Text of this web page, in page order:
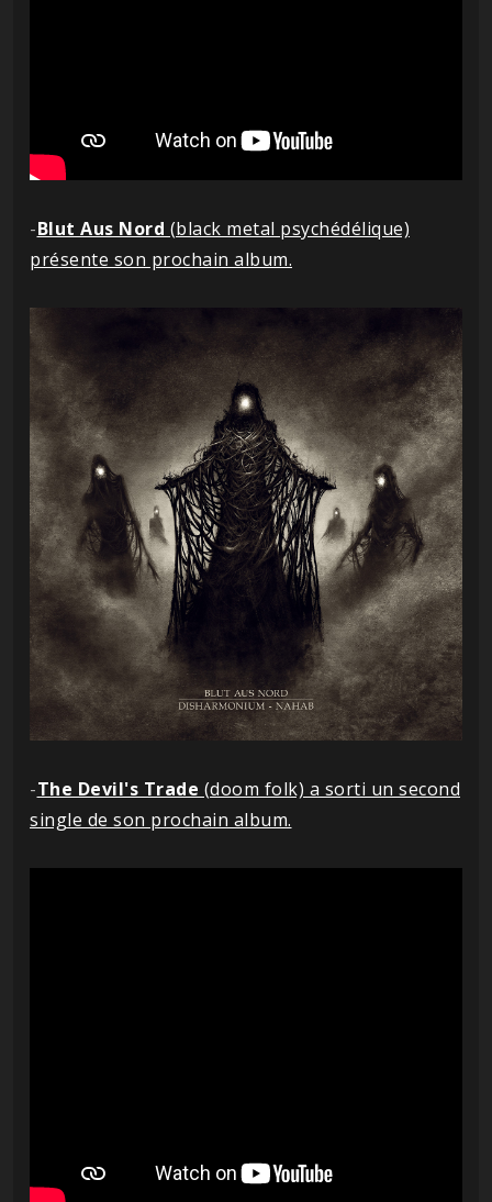
-Blut Aus Nord (black metal psychédélique)
présente son prochain album.
-The Devil's Trade (doom folk) a sorti un second
single de son prochain album.